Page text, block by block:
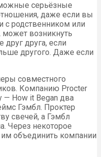
серьёзные
даже если вы
с родственником или
возникнуть
друг друга, если
другого. Даже если
совместного
Компанию Procter
— How it Began два
Гэмбл. Проктер
свечей, а Гэмбл
Через некоторое
объединить компании